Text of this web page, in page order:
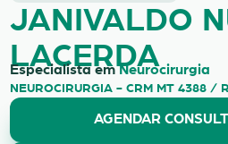
JANIVALDO
LACERDA
Especialista emNeurocirurgia
NEUROCIRURGIA - CRM MT 4388 /
AGENDAR